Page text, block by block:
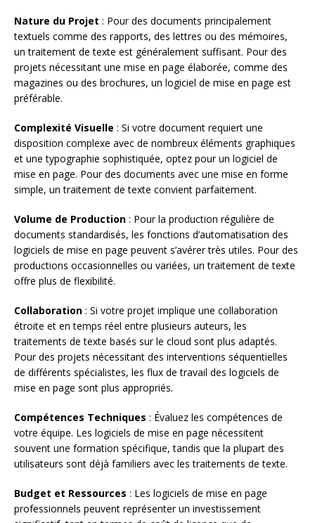
Nature du Projet : Pour des documents principalement
textuels comme des rapports, des lettres ou des mémoires,
un traitement de texte est généralement suffisant. Pour des
projets nécessitant une mise en page élaborée, comme des
magazines ou des brochures, un logiciel de mise en page est
préférable.
Complexité Visuelle : Si votre document requiert une
disposition complexe avec de nombreux éléments graphiques
et une typographie sophistiquée, optez pour un logiciel de
mise en page. Pour des documents avec une mise en forme
simple, un traitement de texte convient parfaitement.
Volume de Production : Pour la production régulière de
documents standardisés, les fonctions d’automatisation des
logiciels de mise en page peuvent s’avérer très utiles. Pour des
productions occasionnelles ou variées, un traitement de texte
offre plus de flexibilité.
Collaboration : Si votre projet implique une collaboration
étroite et en temps réel entre plusieurs auteurs, les
traitements de texte basés sur le cloud sont plus adaptés.
Pour des projets nécessitant des interventions séquentielles
de différents spécialistes, les flux de travail des logiciels de
mise en page sont plus appropriés.
Compétences Techniques : Évaluez les compétences de
votre équipe. Les logiciels de mise en page nécessitent
souvent une formation spécifique, tandis que la plupart des
utilisateurs sont déjà familiers avec les traitements de texte.
Budget et Ressources : Les logiciels de mise en page
professionnels peuvent représenter un investissement